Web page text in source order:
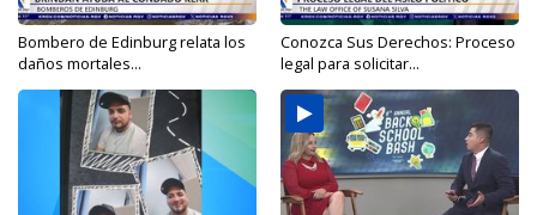
Bombero de Edinburg relata los
daños mortales...
Conozca Sus Derechos: Proceso
legal para solicitar...